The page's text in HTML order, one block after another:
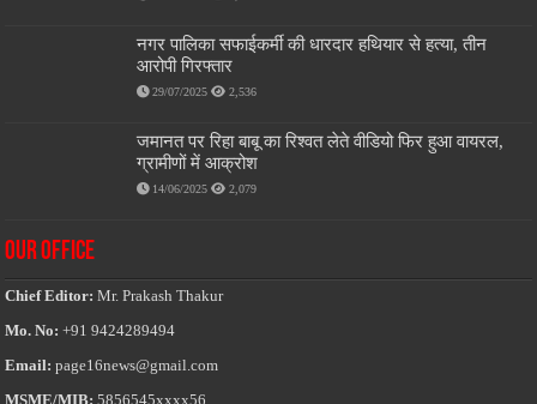
नगर पालिका सफाईकर्मी की धारदार हथियार से हत्या, तीन
आरोपी गिरफ्तार
29/07/2025 2,536
जमानत पर रिहा बाबू का रिश्वत लेते वीडियो फिर हुआ वायरल,
ग्रामीणों में आक्रोश
14/06/2025 2,079
OUR OFFICE
Chief Editor:Mr. Prakash Thakur
Mo. No: +91 9424289494
Email: page16news@gmail.com
MSME/MIB: 5856545xxxx56